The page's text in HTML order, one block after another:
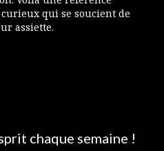
qui se soucient de
assiette.
chaque semaine !